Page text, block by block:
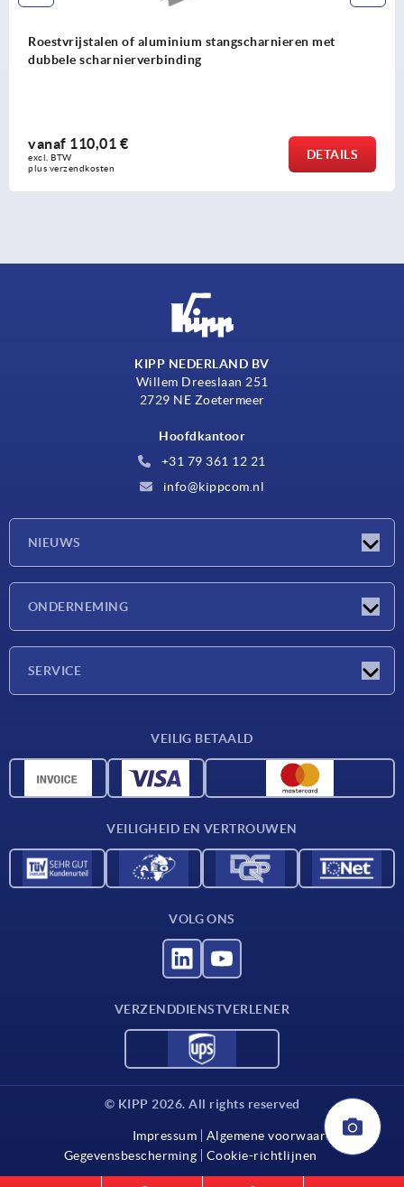
Stangscharnieren staal, inwendig, met zwanenhals en
openingshoek 120°
vanaf70,09 €
excl. BTW
plus verzendkosten
DETAILS
KIPP NEDERLAND BV
Willem Dreeslaan 251
2729 NE Zoetermeer
Hoofdkantoor
+31 79 361 12 21
info@kippcom.nl
NIEUWS
ONDERNEMING
SERVICE
CAD-gegevens
VEILIG BETAALD
VEILIGHEID EN VERTROUWEN
VOLG ONS
VERZENDDIENSTVERLENER
© KIPP 2026. All rights reserved
Impressum
Algemene voorwaarden
Gegevensbescherming
Cookie-richtlijnen